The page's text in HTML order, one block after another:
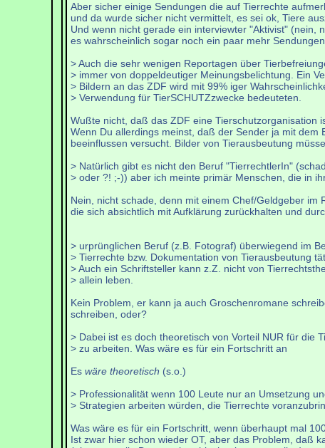
Aber sicher einige Sendungen die auf Tierrechte
und da wurde sicher nicht vermittelt, es sei ok, Tiere
Und wenn nicht gerade ein interviewter "Aktivist" (nein,
es wahrscheinlich sogar noch ein paar mehr Sendungen.
> Auch die sehr wenigen Reportagen über
> immer von doppeldeutiger Meinungsbelichtung. Ein
> Bildern an das ZDF wird mit 99% iger
> Verwendung für TierSCHUTZzwecke bedeuteten.
Wußte nicht, daß das ZDF eine Tierschutzorganisation
Wenn Du allerdings meinst, daß der Sender ja mit
beeinflussen versucht. Bilder von Tierausbeutung
> Natürlich gibt es nicht den Beruf "TierrechtlerIn"
> oder ?! ;-)) aber ich meinte primär Menschen, die in
Nein, nicht schade, denn mit einem Chef/Geldgeber
die sich absichtlich mit Aufklärung zurückhalten und
> urprünglichen Beruf (z.B. Fotograf) überwiegend im
> Tierrechte bzw. Dokumentation von Tierausbeutung
> Auch ein Schriftsteller kann z.Z. nicht von
> allein leben.
Kein Problem, er kann ja auch Groschenromane
schreiben, oder?
> Dabei ist es doch theoretisch von Vorteil NUR für die
> zu arbeiten. Was wäre es für ein Fortschritt an
Es wäre theoretisch (s.o.)
> Professionalität wenn 100 Leute nur an Umsetzung
> Strategien arbeiten würden, die Tierrechte
Was wäre es für ein Fortschritt, wenn überhaupt mal
Ist zwar hier schon wieder OT, aber das Problem, daß